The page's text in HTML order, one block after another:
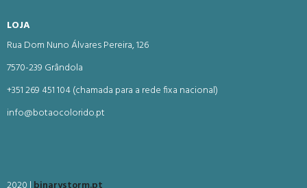
LOJA
Rua Dom Nuno Álvares Pereira, 126
7570-239 Grândola
+351 269 451 104 (chamada para a rede fixa nacional)
info@botaocolorido.pt